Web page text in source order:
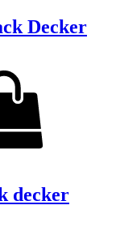
Decker
decker